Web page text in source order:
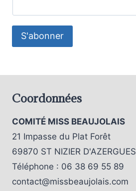
S'abonner
Coordonnées
COMITÉ MISS BEAUJOLAIS
21 Impasse du Plat Forêt
69870 ST NIZIER D'AZERGUES
Téléphone : 06 38 69 55 89
contact@missbeaujolais.com